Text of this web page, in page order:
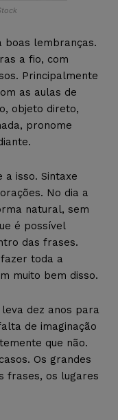
boas lembranças.
a fio, com
Principalmente
as aulas de
objeto direto,
pronome
a isso. Sintaxe
No dia a
natural, sem
é possível
das frases.
toda a
muito bem disso.
leva dez anos para
de imaginação
que não.
Os grandes
frases, os lugares